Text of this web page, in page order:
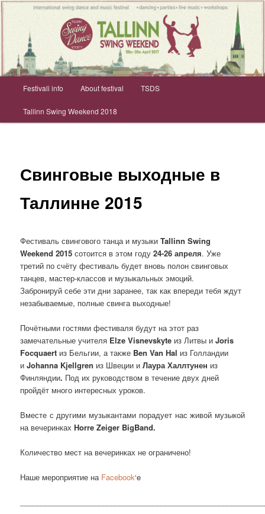
Skip to primary content
Skip to secondary content
Festivali info About festival TSDS
Tallinn Swing Weekend 2018
Свинговые выходные в
Таллинне 2015
Фестиваль свингового танца и музыкиTallinn Swing
Weekend 2015 сотоится в этом году24-26 апреля. Уже
третий по счёту фестиваль будет вновь полон свинговых
танцев, мастер-классов и музыкальных эмоций.
Забронируй себе эти дни заранее, так как впереди тебя ждут
незабываемые, полные свинга выходные!
Почётными гостями фестиваля будут на этот раз
замечательные учителя Elze Visnevskyte из Литвы и Joris
Focquaert из Бельгии, а также Ben Van Hal из Голландии
и Johanna Kjellgren из Швеции иЛаура Халлтунен из
Финляндии. Под их руководством в течение двух дней
пройдёт много интересных уроков.
Вместе с другими музыкантами порадует нас живой музыкой
на вечеринкахHorre Zeiger BigBand.
Количество мест на вечеринках не ограничено!
Наше мероприятие на Facebook‘e